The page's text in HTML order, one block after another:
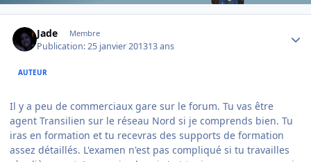
Jade Membre
Publication:25 janvier 201313 ans
AUTEUR
Il y a peu de commerciaux gare sur le forum. Tu vas être
agent Transilien sur le réseau Nord si je comprends bien. Tu
iras en formation et tu recevras des supports de formation
assez détaillés. L'examen n'est pas compliqué si tu travailles